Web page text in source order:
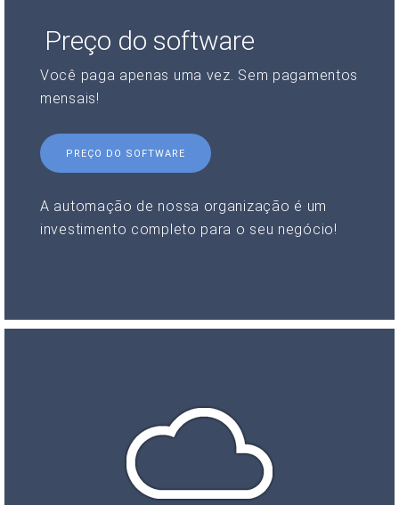
Preço do software
Você paga apenas uma vez. Sem pagamentos
mensais!
PREÇO DO SOFTWARE
A automação de nossa organização é um
investimento completo para o seu negócio!